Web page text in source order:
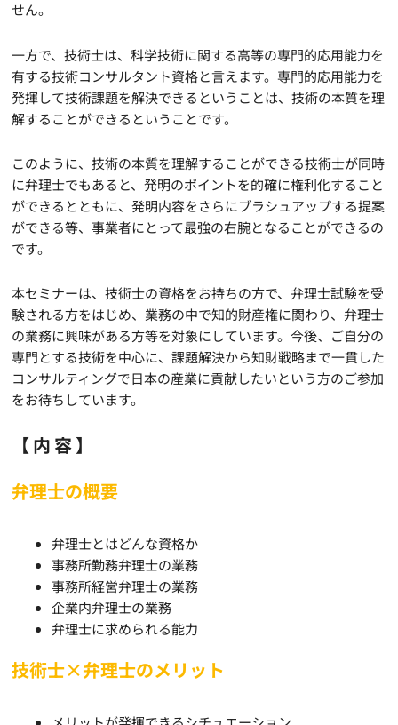
せん。
一方で、技術士は、科学技術に関する高等の専門的応用能力を
有する技術コンサルタント資格と言えます。専門的応用能力を
発揮して技術課題を解決できるということは、技術の本質を理
解することができるということです。
このように、技術の本質を理解することができる技術士が同時
に弁理士でもあると、発明のポイントを的確に権利化すること
ができるとともに、発明内容をさらにブラシュアップする提案
ができる等、事業者にとって最強の右腕となることができるの
です。
本セミナーは、技術士の資格をお持ちの方で、弁理士試験を受
験される方をはじめ、業務の中で知的財産権に関わり、弁理士
の業務に興味がある方等を対象にしています。今後、ご自分の
専門とする技術を中心に、課題解決から知財戦略まで一貫した
コンサルティングで日本の産業に貢献したいという方のご参加
をお待ちしています。
【内容】
弁理士の概要
弁理士とはどんな資格か
事務所勤務弁理士の業務
事務所経営弁理士の業務
企業内弁理士の業務
弁理士に求められる能力
技術士×弁理士のメリット